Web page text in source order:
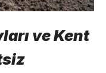
ve Kent